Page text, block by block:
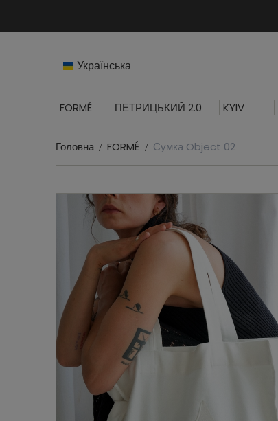
Українська
FORMÉ ПЕТРИЦЬКИЙ 2.0 KYIV
Головна FORMÉ Сумка Object 02